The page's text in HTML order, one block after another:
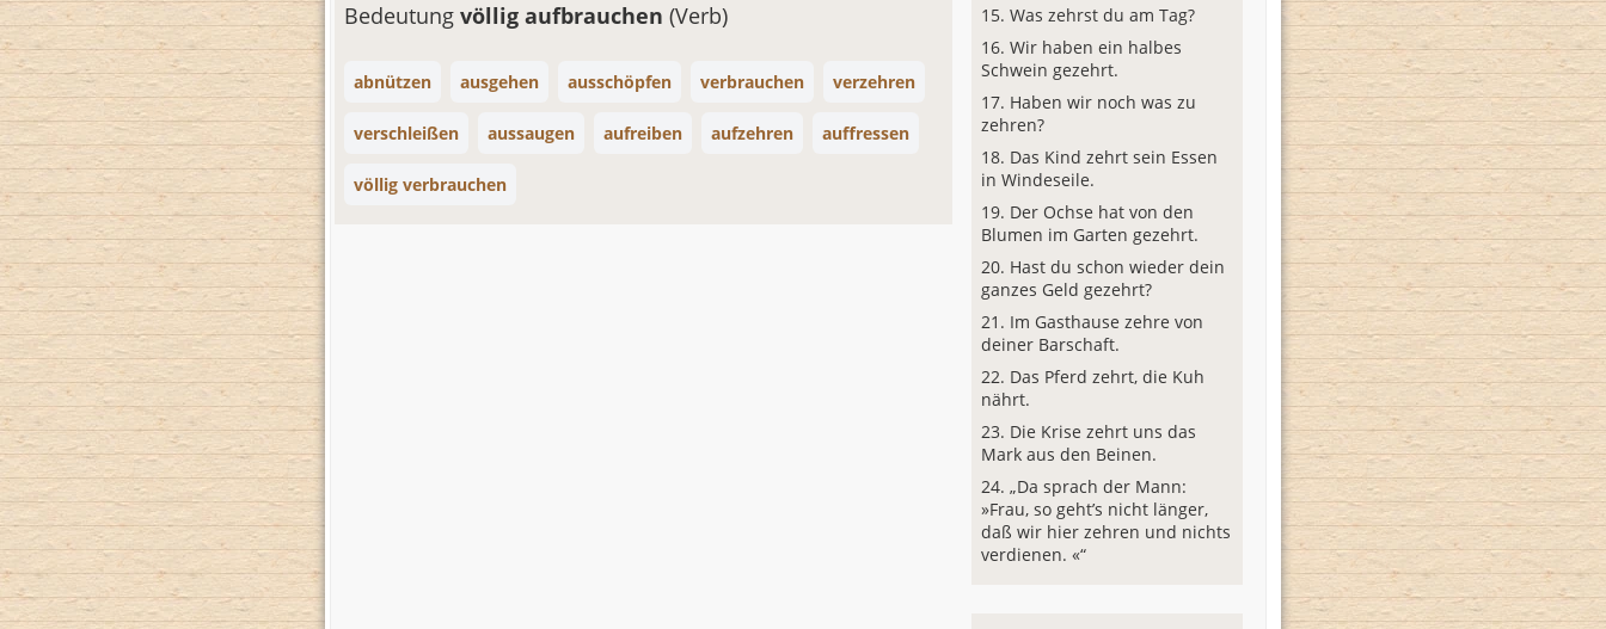
Bedeutung völlig aufbrauchen (Verb)
abnützen ausgehen ausschöpfen verbrauchen verzehren
verschleißen aussaugen aufreiben aufzehren auffressen
völlig verbrauchen
Was zehrst du am Tag?
Wir haben ein halbes
Schwein gezehrt.
Haben wir noch was zu
zehren?
Das Kind zehrt sein Essen
in Windeseile.
Der Ochse hat von den
Blumen im Garten gezehrt.
Hast du schon wieder dein
ganzes Geld gezehrt?
Im Gasthause zehre von
deiner Barschaft.
Das Pferd zehrt, die Kuh
nährt.
Die Krise zehrt uns das
Mark aus den Beinen.
„Da sprach der Mann:
»Frau, so geht’s nicht länger,
daß wir hier zehren und nichts
verdienen. «“